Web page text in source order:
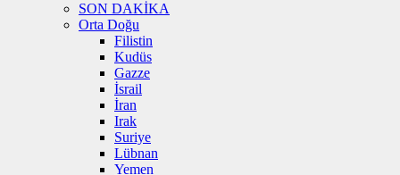
SON DAKİKA
Orta Doğu
Filistin
Kudüs
Gazze
İsrail
İran
Irak
Suriye
Lübnan
Yemen